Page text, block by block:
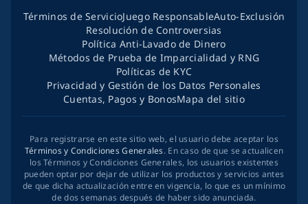
Términos de ServicioJuego ResponsableAuto-Exclusión
Resolución de Controversias
Política Anti-Lavado de Dinero
Métodos de Prueba de Imparcialidad y RNG
Políticas de KYC
Privacidad y Gestión de los Datos Personales
Cuentas, Pagos y BonosMapa del sitio
Para registrarse en este sitio web, el usuario debe aceptar los
Términos y Condiciones Generales. En caso de que se actualicen
los Términos y Condiciones Generales, los usuarios existentes
pueden optar por dejar de utilizar los productos y servicios antes
de que dicha actualización entre en vigencia, lo que es un mínimo
de dos semanas después de haber sido anunciada.